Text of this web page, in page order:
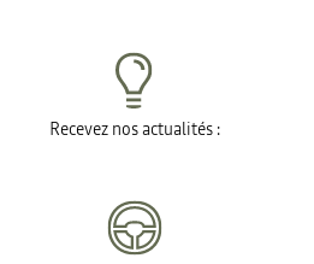
Recevez nos actualités :